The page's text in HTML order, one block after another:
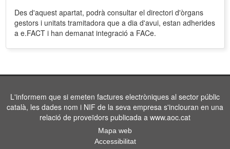
Des d'aquest apartat, podrà consultar el directori d'òrgans
gestors i unitats tramitadora que a dia d'avui, estan adherides
a e.FACT i han demanat integració a FACe.
L'informem que si emeten factures electròniques al sector públic
català, les dades nom i NIF de la seva empresa s'inclouran en una
relació de proveïdors publicada a www.aoc.cat
Mapa web
Accessibilitat